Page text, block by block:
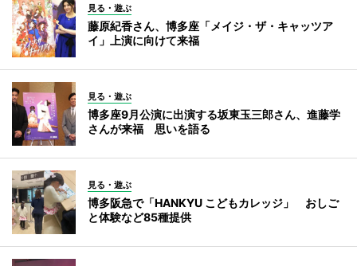
見る・遊ぶ
藤原紀香さん、博多座「メイジ・ザ・キャッツア
イ」上演に向けて来福
見る・遊ぶ
博多座9月公演に出演する坂東玉三郎さん、進藤学
さんが来福 思いを語る
見る・遊ぶ
博多阪急で「HANKYU こどもカレッジ」 おしご
と体験など85種提供